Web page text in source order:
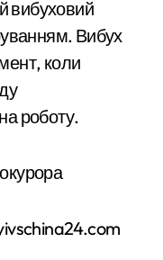
вибуховий
Вибух
коли
роботу.